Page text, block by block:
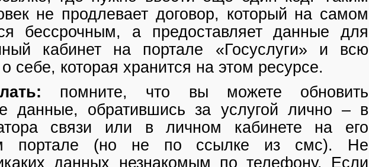
не продлевает договор, который на самом
бессрочным, а предоставляет данные для
кабинет на портале «Госуслуги» и всю
себе, которая хранится на этом ресурсе.
помните, что вы можете обновить
данные, обратившись за услугой лично – в
связи или в личном кабинете на его
портале (но не по ссылке из смс). Не
данных незнакомым по телефону. Если